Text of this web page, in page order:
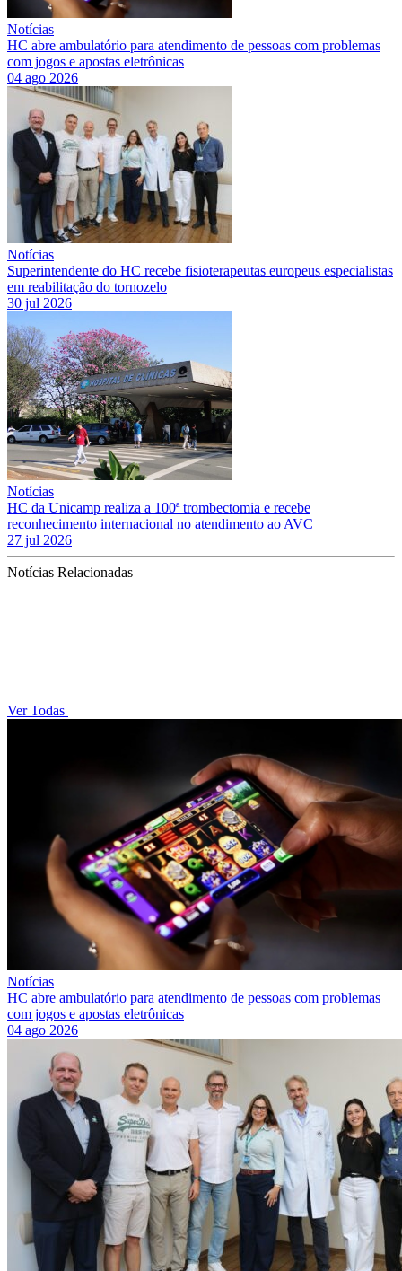
Notícias
HC abre ambulatório para atendimento de pessoas com problemas
com jogos e apostas eletrônicas
04 ago 2026
Notícias
Superintendente do HC recebe fisioterapeutas europeus especialistas
em reabilitação do tornozelo
30 jul 2026
Notícias
HC da Unicamp realiza a 100ª trombectomia e recebe
reconhecimento internacional no atendimento ao AVC
27 jul 2026
Notícias Relacionadas
Ver Todas
Notícias
HC abre ambulatório para atendimento de pessoas com problemas
com jogos e apostas eletrônicas
04 ago 2026